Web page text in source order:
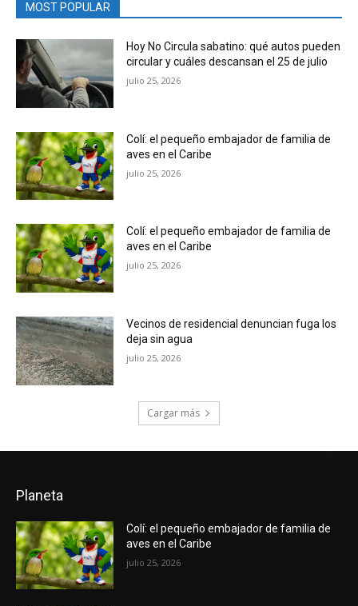
MOST POPULAR
Hoy No Circula sabatino: qué autos pueden
circular y cuáles descansan el 25 de julio
julio 25, 2026
Colí: el pequeño embajador de familia de
aves en el Caribe
julio 25, 2026
Colí: el pequeño embajador de familia de
aves en el Caribe
julio 25, 2026
Vecinos de residencial denuncian fuga los
deja sin agua
julio 25, 2026
Cargar más
Planeta
Colí: el pequeño embajador de familia de
aves en el Caribe
julio 25, 2026